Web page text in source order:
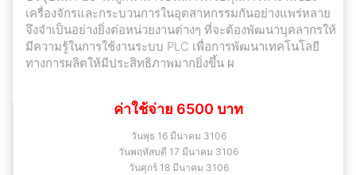
เครื่องจักรและกระบวนการในอุตสาหกรรมกันอย่างแพร่หลาย
จึงจําเป็นอย่างยิ่งต่อหน่วยงานต่างๆ ที่จะต้องพัฒนาบุคลากรให้
มีความรู้ในการใช้งานระบบ PLC เพื่อการพัฒนาเทคโนโลยี
ทางการผลิตให้มีประสิทธิภาพมากยิ่งขึ้น ผ
ค่าใช้จ่าย 6500 บาท
วันพุธ 16 มีนาคม 3106
วันพฤหัสบดี 17 มีนาคม 3106
วันศุกร์ 18 มีนาคม 3106